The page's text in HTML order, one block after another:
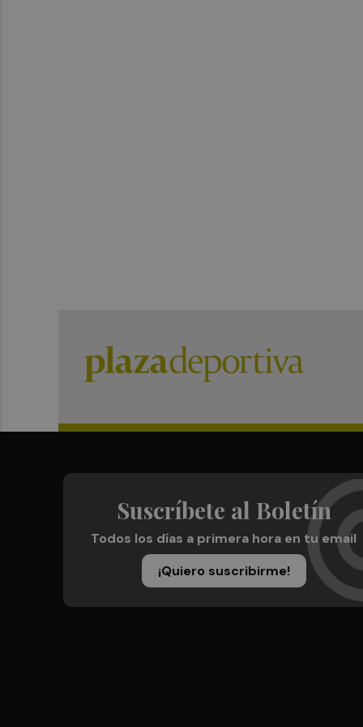
Suscríbete al Boletín
Todos los días a primera hora en tu email
¡Quiero suscribirme!